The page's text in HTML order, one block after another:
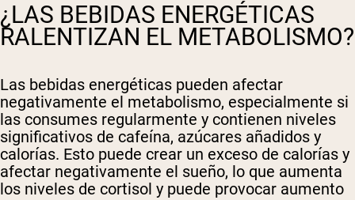
¿LAS BEBIDAS ENERGÉTICAS
RALENTIZAN EL METABOLISMO?
Las bebidas energéticas pueden afectar
negativamente el metabolismo, especialmente si
las consumes regularmente y contienen niveles
significativos de cafeína, azúcares añadidos y
calorías. Esto puede crear un exceso de calorías y
afectar negativamente el sueño, lo que aumenta
los niveles de cortisol y puede provocar aumento